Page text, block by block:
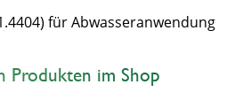
für Abwasseranwendung
Produkten im Shop